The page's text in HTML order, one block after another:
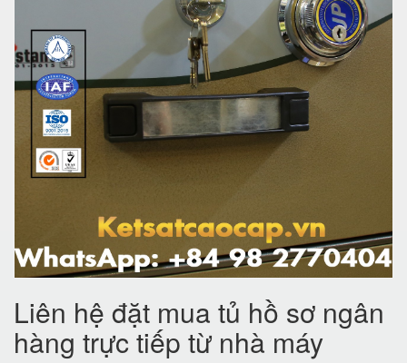
Liên hệ đặt mua tủ hồ sơ ngân
hàng trực tiếp từ nhà máy